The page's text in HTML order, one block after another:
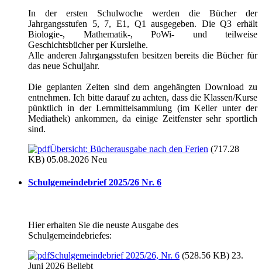
In der ersten Schulwoche werden die Bücher der
Jahrgangsstufen 5, 7, E1, Q1 ausgegeben. Die Q3 erhält
Biologie-, Mathematik-, PoWi- und teilweise
Geschichtsbücher per Kursleihe.
Alle anderen Jahrgangsstufen besitzen bereits die Bücher für
das neue Schuljahr.
Die geplanten Zeiten sind dem angehängten Download zu
entnehmen. Ich bitte darauf zu achten, dass die Klassen/Kurse
pünktlich in der Lernmittelsammlung (im Keller unter der
Mediathek) ankommen, da einige Zeitfenster sehr sportlich
sind.
Übersicht: Bücherausgabe nach den Ferien (717.28
KB) 05.08.2026 Neu
Schulgemeindebrief 2025/26 Nr. 6
Hier erhalten Sie die neuste Ausgabe des
Schulgemeindebriefes:
Schulgemeindebrief 2025/26, Nr. 6 (528.56 KB) 23.
Juni 2026 Beliebt